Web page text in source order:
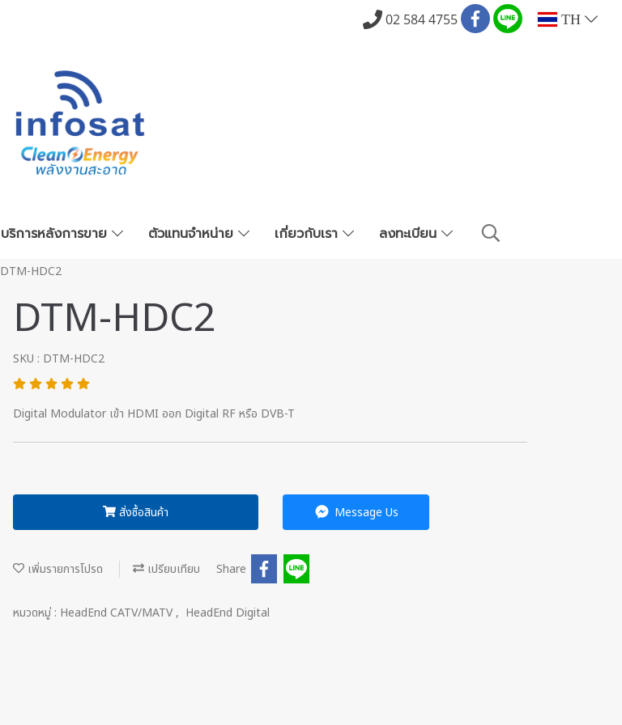
02 584 4755 TH
บริการหลังการขาย ตัวแทนจำหน่าย เกี่ยวกับเรา ลงทะเบียน
DTM-HDC2
DTM-HDC2
SKU : DTM-HDC2
Digital Modulator เข้า HDMI ออก Digital RF หรือ DVB-T
สั่งซื้อสินค้า Message Us
เพิ่มรายการโปรด เปรียบเทียบ Share
หมวดหมู่ : HeadEnd CATV/MATV, HeadEnd Digital